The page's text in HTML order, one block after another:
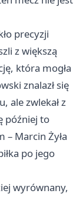
precyzji
z większą
która mogła
znalazł się
ale zwlekał z
później to
Marcin Żyła
po jego
wyrównany,